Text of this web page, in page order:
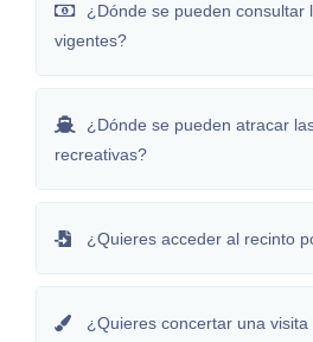
¿Dónde se pueden consultar
vigentes?
¿Dónde se pueden atracar
recreativas?
¿Quieres acceder al recinto
¿Quieres concertar una